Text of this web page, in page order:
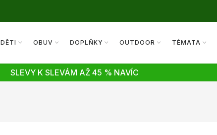
DĚTI OBUV DOPLŇKY OUTDOOR TÉMATA
SLEVY K SLEVÁM AŽ 45 % NAVÍC